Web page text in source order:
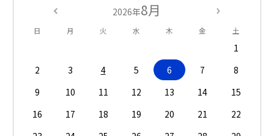
2026年8月
日 月 火 水 木 金 土
1
2
3 4 5 6 7
8
9
10 11 12 13 14
15
16
17 18 19 20 21
22